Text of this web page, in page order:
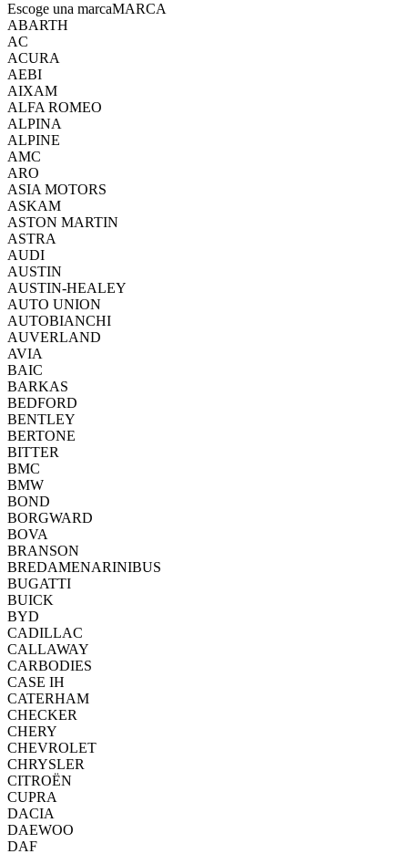
Escoge una marcaMARCA
ABARTH
AC
ACURA
AEBI
AIXAM
ALFA ROMEO
ALPINA
ALPINE
AMC
ARO
ASIA MOTORS
ASKAM
ASTON MARTIN
ASTRA
AUDI
AUSTIN
AUSTIN-HEALEY
AUTO UNION
AUTOBIANCHI
AUVERLAND
AVIA
BAIC
BARKAS
BEDFORD
BENTLEY
BERTONE
BITTER
BMC
BMW
BOND
BORGWARD
BOVA
BRANSON
BREDAMENARINIBUS
BUGATTI
BUICK
BYD
CADILLAC
CALLAWAY
CARBODIES
CASE IH
CATERHAM
CHECKER
CHERY
CHEVROLET
CHRYSLER
CITROËN
CUPRA
DACIA
DAEWOO
DAF